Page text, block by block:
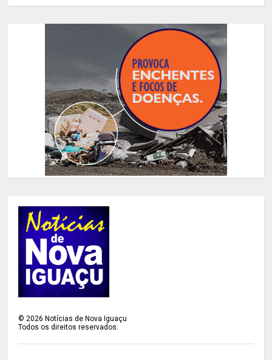
©2026 Notícias de Nova Iguaçu
Todos os direitos reservados.